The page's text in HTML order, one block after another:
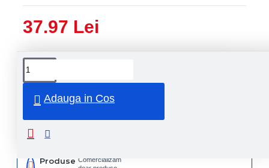
37.97 Lei
Adauga in Cos
curier
Produse Comercializam